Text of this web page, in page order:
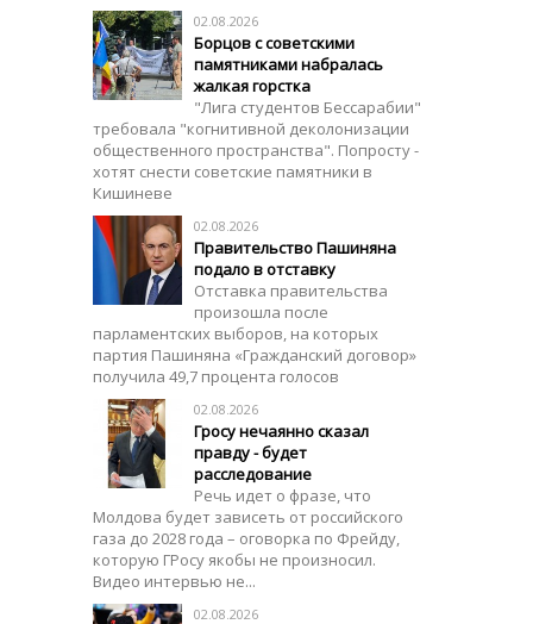
02.08.2026
Борцов с советскими
памятниками набралась
жалкая горстка
"Лига студентов Бессарабии"
требовала "когнитивной деколонизации
общественного пространства". Попросту -
хотят снести советские памятники в
Кишиневе
02.08.2026
Правительство Пашиняна
подало в отставку
Отставка правительства
произошла после
парламентских выборов, на которых
партия Пашиняна «Гражданский договор»
получила 49,7 процента голосов
02.08.2026
Гросу нечаянно сказал
правду - будет
расследование
Речь идет о фразе, что
Молдова будет зависеть от российского
газа до 2028 года – оговорка по Фрейду,
которую ГРосу якобы не произносил.
Видео интервью не...
02.08.2026